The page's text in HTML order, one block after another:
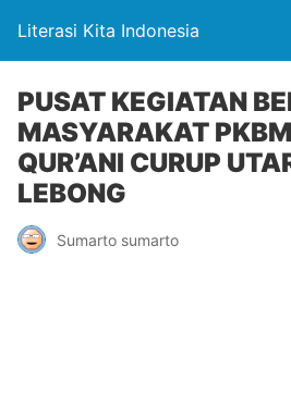
Literasi Kita Indonesia
PUSAT KEGIATAN
MASYARAKAT
QUR’ANI CURUP
LEBONG
Sumarto sumarto